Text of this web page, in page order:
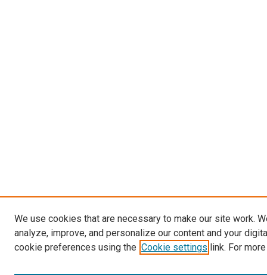
We use cookies that are necessary to make our site work.
analyze, improve, and personalize our content and your
cookie preferences using the Cookie settings link. For